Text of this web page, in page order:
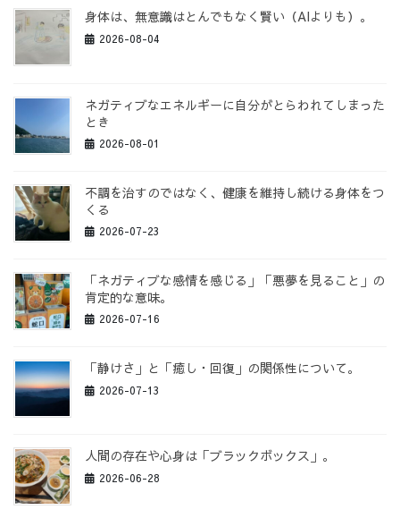
身体は、無意識はとんでもなく賢い（AIよりも）。
2026-08-04
ネガティブなエネルギーに自分がとらわれてしまった
とき
2026-08-01
不調を治すのではなく、健康を維持し続ける身体をつ
くる
2026-07-23
「ネガティブな感情を感じる」「悪夢を見ること」の
肯定的な意味。
2026-07-16
「静けさ」と「癒し・回復」の関係性について。
2026-07-13
人間の存在や心身は「ブラックボックス」。
2026-06-28